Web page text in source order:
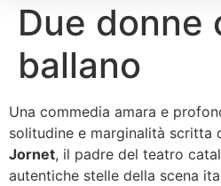
Due donne
ballano
Una commedia amara e
solitudine e marginalità scritta
Jornet, il padre del teatro
autentiche stelle della scena